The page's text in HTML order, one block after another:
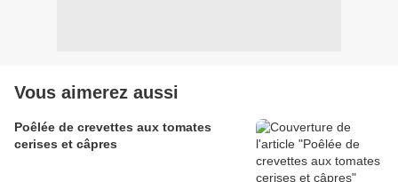
Vous aimerez aussi
Poêlée de crevettes aux tomates
cerises et câpres